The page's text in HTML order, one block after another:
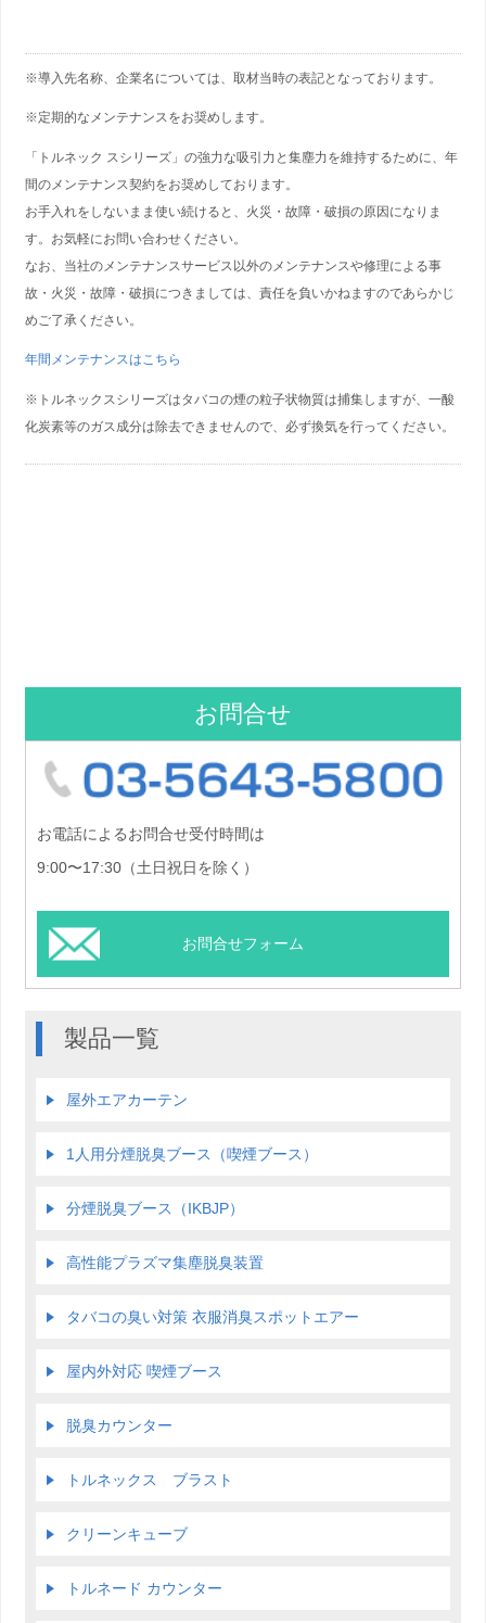
※導入先名称、企業名については、取材当時の表記となっております。
※定期的なメンテナンスをお奨めします。
「トルネック スシリーズ」の強力な吸引力と集塵力を維持するために、年
間のメンテナンス契約をお奨めしております。
お手入れをしないまま使い続けると、火災・故障・破損の原因になりま
す。お気軽にお問い合わせください。
なお、当社のメンテナンスサービス以外のメンテナンスや修理による事
故・火災・故障・破損につきましては、責任を負いかねますのであらかじ
めご了承ください。
年間メンテナンスはこちら
※トルネックスシリーズはタバコの煙の粒子状物質は捕集しますが、一酸
化炭素等のガス成分は除去できませんので、必ず換気を行ってください。
お問合せ
お電話によるお問合せ受付時間は
9:00〜17:30（土日祝日を除く）
お問合せフォーム
製品一覧
屋外エアカーテン
1人用分煙脱臭ブース（喫煙ブース）
分煙脱臭ブース（IKBJP）
高性能プラズマ集塵脱臭装置
タバコの臭い対策 衣服消臭スポットエアー
屋内外対応 喫煙ブース
脱臭カウンター
トルネックス ブラスト
クリーンキューブ
トルネード カウンター